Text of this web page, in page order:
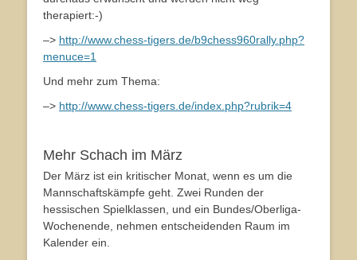
therapiert:-)
–> http://www.chess-tigers.de/b9chess960rally.php?
menuce=1
Und mehr zum Thema:
–> http://www.chess-tigers.de/index.php?rubrik=4
Mehr Schach im März
Der März ist ein kritischer Monat, wenn es um die
Mannschaftskämpfe geht. Zwei Runden der
hessischen Spielklassen, und ein Bundes/Oberliga-
Wochenende, nehmen entscheidenden Raum im
Kalender ein.